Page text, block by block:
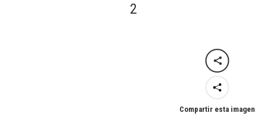
2
Compartir esta imagen